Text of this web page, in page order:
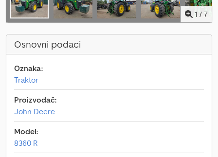
1 / 7
Osnovni podaci
Oznaka:
Traktor
Proizvođač:
John Deere
Model:
8360 R